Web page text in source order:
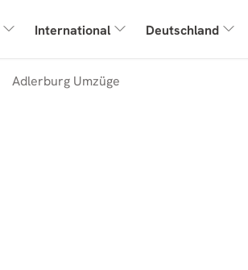
International Deutschland
Adlerburg Umzüge